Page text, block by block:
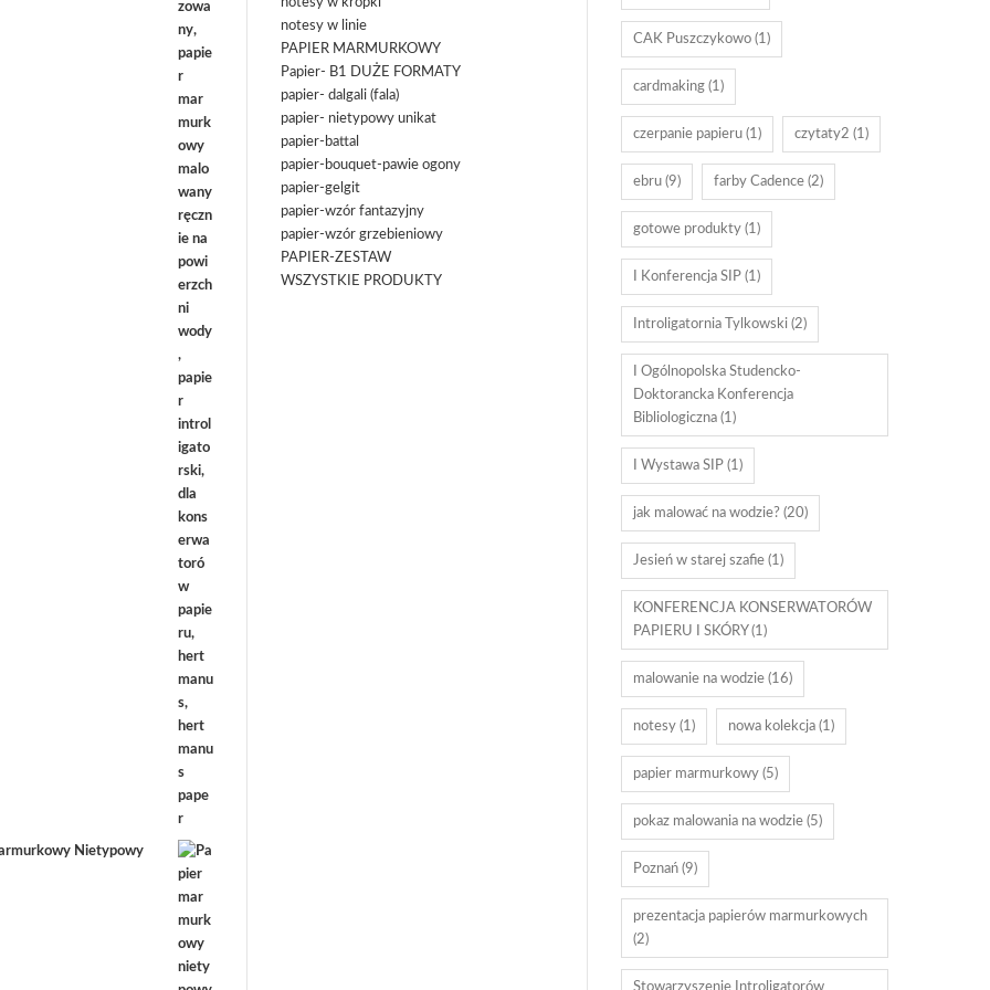
Nietypowy
notesy w linie
PAPIER MARMURKOWY
Papier- B1 DUŻE FORMATY
papier- dalgali (fala)
papier- nietypowy unikat
papier-battal
papier-bouquet-pawie ogony
papier-gelgit
papier-wzór fantazyjny
papier-wzór grzebieniowy
PAPIER-ZESTAW
WSZYSTKIE PRODUKTY
CAK Puszczykowo(1)
cardmaking(1)
czerpanie papieru(1) czytaty2 (1)
ebru(9) farby Cadence(2)
gotowe produkty(1)
I Konferencja SIP(1)
Introligatornia Tylkowski (2)
I Ogólnopolska Studencko-
Doktorancka Konferencja
Bibliologiczna(1)
I Wystawa SIP(1)
jak malować na wodzie?(20)
Jesień w starej szafie(1)
KONFERENCJA KONSERWATORÓW
PAPIERU I SKÓRY(1)
malowanie na wodzie(16)
notesy(1) nowa kolekcja(1)
papier marmurkowy(5)
pokaz malowania na wodzie(5)
Poznań(9)
prezentacja papierów marmurkowych
(2)
Stowarzyszenie Introligatorów